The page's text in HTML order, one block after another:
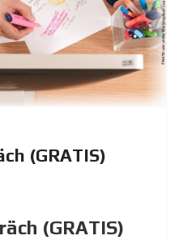
(GRATIS)
(GRATIS)